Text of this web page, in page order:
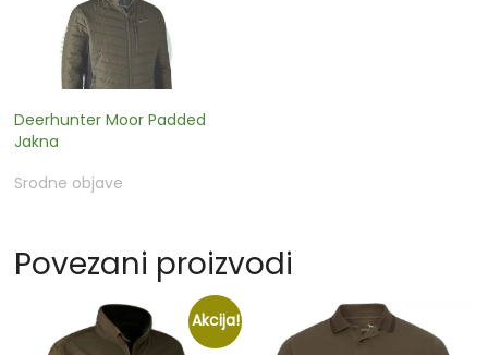
Deerhunter Moor Padded
Jakna
Srodne objave
Povezani proizvodi
Akcija!